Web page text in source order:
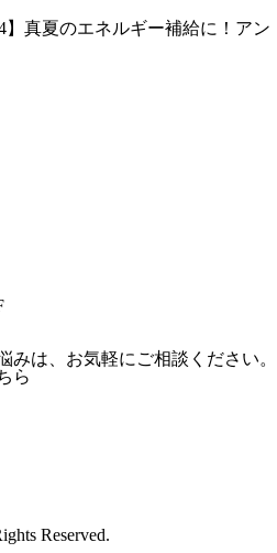
】真夏のエネルギー補給に！アン
みは、お気軽にご相談ください。
ら
Reserved.